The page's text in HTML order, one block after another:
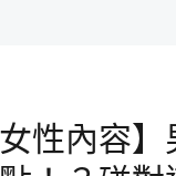
女性內容